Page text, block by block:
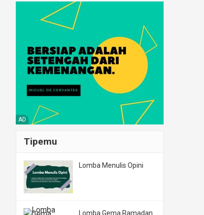
AD
Tipemu
Lomba Menulis Opini
Lomba Gema Ramadan